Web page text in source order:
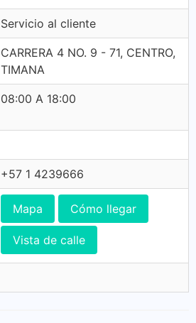
Servicio al cliente
CARRERA 4 NO. 9 - 71, CENTRO,
TIMANA
08:00 A 18:00
+57 1 4239666
Mapa Cómo llegar
Vista de calle